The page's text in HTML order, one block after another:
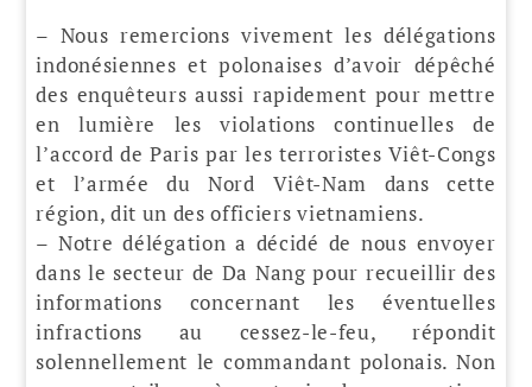
– Nous remercions vivement les délégations
indonésiennes et polonaises d’avoir dépêché
des enquêteurs aussi rapidement pour mettre
en lumière les violations continuelles de
l’accord de Paris par les terroristes Viêt-Congs
et l’armée du Nord Viêt-Nam dans cette
région, dit un des officiers vietnamiens.
– Notre délégation a décidé de nous envoyer
dans le secteur de Da Nang pour recueillir des
informations concernant les éventuelles
infractions au cessez-le-feu, répondit
solennellement le commandant polonais. Non